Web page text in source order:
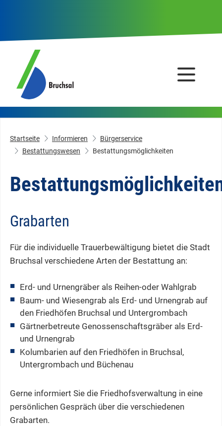
Startseite Informieren
Bürgerservice
Bestattungswesen
Bestattungsmöglichkeiten
Grabarten
Für die individuelle Trauerbewältigung bietet die Stadt
Bruchsal verschiedene Arten der Bestattung an:
Erd- und Urnengräber als Reihen-oder Wahlgrab
Baum- und Wiesengrab als Erd- und Urnengrab auf
den Friedhöfen Bruchsal und Untergrombach
Gärtnerbetreute Genossenschaftsgräber als Erd-
und Urnengrab
Kolumbarien auf den Friedhöfen in Bruchsal,
Untergrombach und Büchenau
Gerne informiert Sie die Friedhofsverwaltung in eine
persönlichen Gespräch über die verschiedenen
Grabarten.